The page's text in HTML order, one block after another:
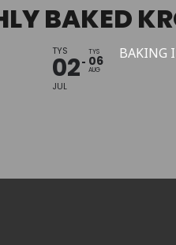
BAKED
TYS
02
JUL
TYS
06
AUG
BAKING